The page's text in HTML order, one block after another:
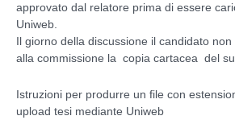
approvato dal relatore prima di essere
Uniweb.
Il giorno della discussione il candidato
alla commissione la copia cartacea del
Istruzioni per produrre un file con
upload tesi mediante Uniweb